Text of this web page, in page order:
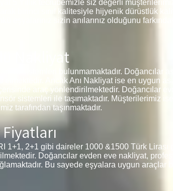
5 Yıllık tecrübemizle siz değerli
birinci sınıf kalitesiyle hijyenik dürüstlük
eşyalarınız sizin anılarınız olduğunu
Nakliyat
sistemleri bulunmamaktadır. Doğancılar
Ancak Anı Nakliyat ise en uygun
araç yönlendirilmektedir. Doğancılar
sistemleri ile taşımaktadır. Müşterilerimiz
tarafından taşınmaktadır.
1+1, 2+1 gibi daireler 1000 &1500 Türk Lirası
Doğancılar evden eve nakliyat,
Bu sayede eşyalara uygun araçlar